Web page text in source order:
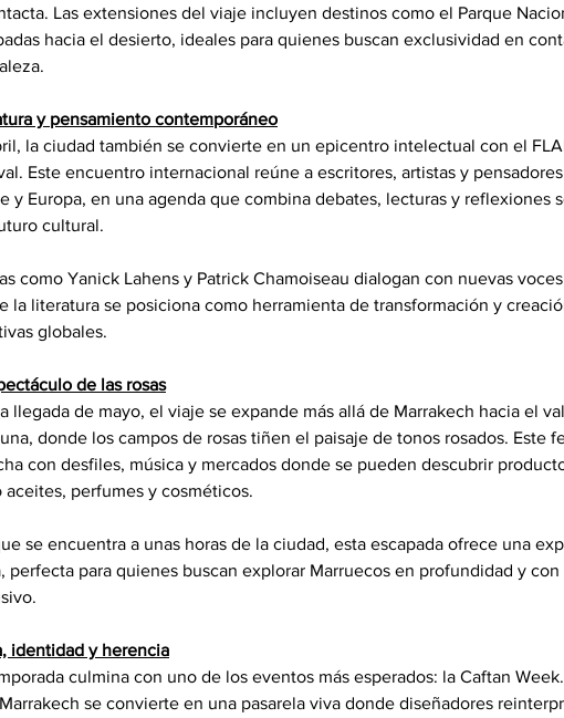
Las extensiones del viaje incluyen destinos como el Parque
hacia el desierto, ideales para quienes buscan exclusividad en
y pensamiento contemporáneo
la ciudad también se convierte en un epicentro intelectual con el
Este encuentro internacional reúne a escritores, artistas y
y Europa, en una agenda que combina debates, lecturas y reflexiones
cultural.
como Yanick Lahens y Patrick Chamoiseau dialogan con nuevas
la literatura se posiciona como herramienta de transformación y
globales.
de las rosas
llegada de mayo, el viaje se expande más allá de Marrakech hacia el
donde los campos de rosas tiñen el paisaje de tonos rosados. Este
con desfiles, música y mercados donde se pueden descubrir
aceites, perfumes y cosméticos.
se encuentra a unas horas de la ciudad, esta escapada ofrece una
perfecta para quienes buscan explorar Marruecos en profundidad y
identidad y herencia
culmina con uno de los eventos más esperados: la Caftan
se convierte en una pasarela viva donde diseñadores